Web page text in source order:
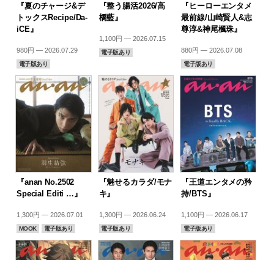
『夏のチャージ&デ
トックスRecipe/Da-
iCE』
980円 — 2026.07.29
電子版あり
『整う腸活2026/高
橋藍』
1,100円 — 2026.07.15
電子版あり
『ヒーローエンタメ
最前線/山崎賢人&志
尊淳&神尾楓珠』
880円 — 2026.07.08
電子版あり
『anan No.2502
Special Editi …』
1,300円 — 2026.07.01
MOOK 電子版あり
『魅せるカラダ/モナ
キ』
1,300円 — 2026.06.24
電子版あり
『王道エンタメの矜
持/BTS』
1,100円 — 2026.06.17
電子版あり